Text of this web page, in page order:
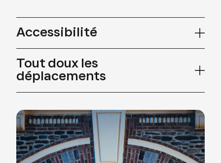
Accessibilité
Tout doux les
déplacements